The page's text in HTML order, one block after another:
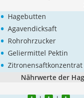
• Hagebutten
• Agavendicksaft
• Rohrohrzucker
• Geliermittel Pektin
• Zitronensaftkonzentrat
Nährwerte der